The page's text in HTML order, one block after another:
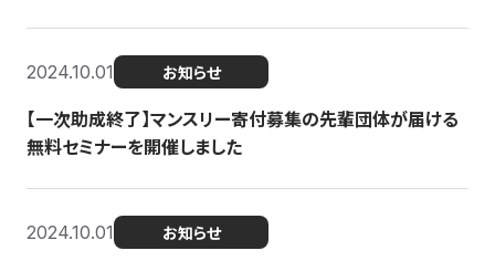
2024.10.01 お知らせ
【一次助成終了】マンスリー寄付募集の先輩団体が届ける
無料セミナーを開催しました
2024.10.01 お知らせ